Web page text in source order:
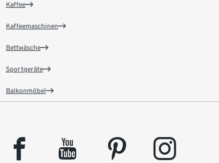
Kaffee
Kaffeemaschinen
Bettwäsche
Sportgeräte
Balkonmöbel
facebook youtube pinterest instagram